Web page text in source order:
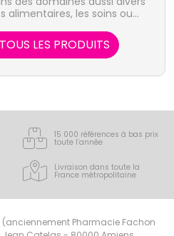
alimentaires, les soins ou
LES PRODUITS
15 000 références à bas prix
toute l’année
Livraison dans toute la
France métropolitaine
(anciennement Pharmacie Fachon